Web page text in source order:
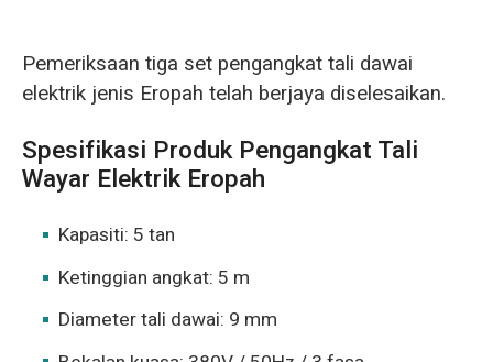
Pemeriksaan tiga set pengangkat tali dawai
elektrik jenis Eropah telah berjaya diselesaikan.
Spesifikasi Produk Pengangkat Tali
Wayar Elektrik Eropah
Kapasiti: 5 tan
Ketinggian angkat: 5 m
Diameter tali dawai: 9 mm